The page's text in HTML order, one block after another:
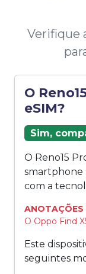
Verifique
O
eSIM?
Sim,
O Reno15
smartphone
com a
ANOTAÇÕES
O Oppo Find
Este
seguintes